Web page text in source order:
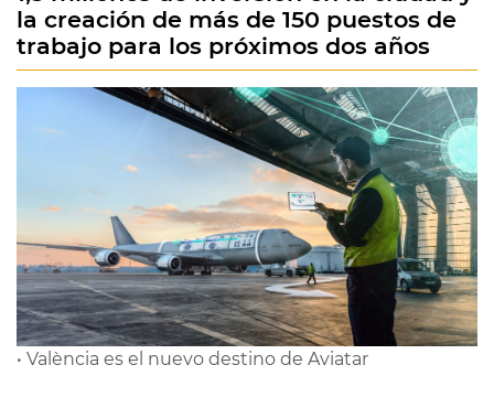
la creación de más de 150 puestos de
trabajo para los próximos dos años
• València es el nuevo destino de Aviatar